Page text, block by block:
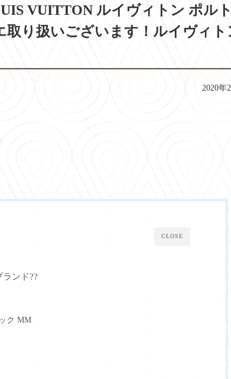
VUITTON ルイヴィトン ポル
取り扱いございます！ルイヴィト
2020年
CLOSE
ンド??
ク MM